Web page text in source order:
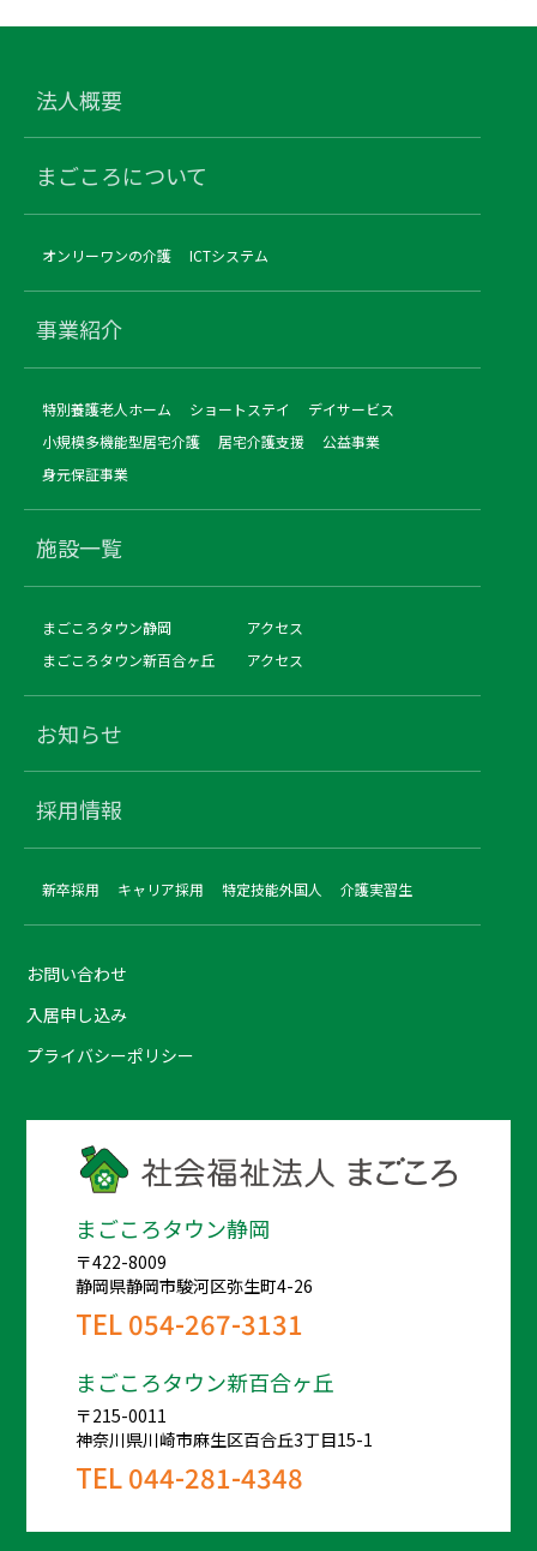
法人概要
まごころについて
オンリーワンの介護 ICTシステム
事業紹介
特別養護老人ホーム ショートステイ
デイサービス
小規模多機能型居宅介護
居宅介護支援
公益事業
身元保証事業
施設一覧
まごころタウン静岡
アクセス
まごころタウン新百合ヶ丘
アクセス
お知らせ
採用情報
新卒採用 キャリア採用 特定技能外国人 介護実習生
お問い合わせ
入居申し込み
プライバシーポリシー
まごころタウン静岡
〒422-8009
静岡県静岡市駿河区弥生町4-26
TEL054-267-3131
まごころタウン新百合ヶ丘
〒215-0011
神奈川県川崎市麻生区百合丘3丁目15-1
TEL044-281-4348